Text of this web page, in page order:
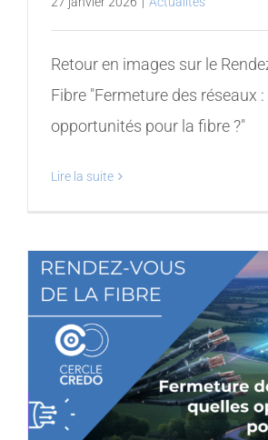
Retour en images sur le
Fibre "Fermeture des réseaux
opportunités pour la fibre ?"
Lire la suite